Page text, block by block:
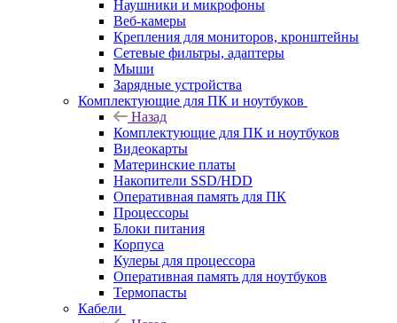
Наушники и микрофоны
Веб-камеры
Крепления для мониторов, кронштейны
Сетевые фильтры, адаптеры
Мыши
Зарядные устройства
Комплектующие для ПК и ноутбуков
Назад
Комплектующие для ПК и ноутбуков
Видеокарты
Материнские платы
Накопители SSD/HDD
Оперативная память для ПК
Процессоры
Блоки питания
Корпуса
Кулеры для процессора
Оперативная память для ноутбуков
Термопасты
Кабели